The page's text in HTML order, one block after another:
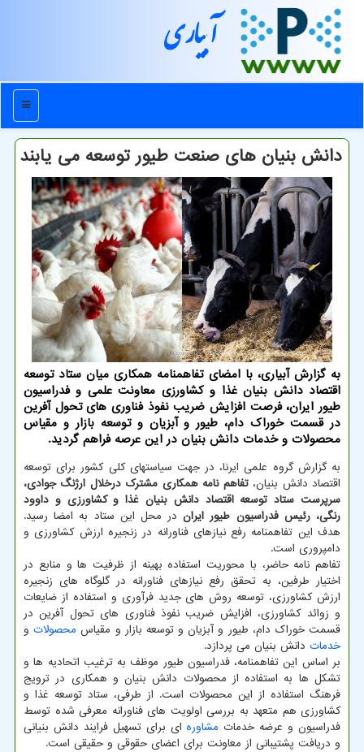
آبیاری
منو
دانش بنیان های صنعت طیور توسعه می یابند
به گزارش آبیاری، با امضای تفاهمنامه همکاری میان ستاد توسعه
اقتصاد دانش بنیان غذا و کشاورزی معاونت علمی و فدراسیون
طیور ایران، فرصت افزایش ضریب نفوذ فناوری های تحول آفرین
در قسمت خوراک دام، طیور و آبزیان و توسعه بازار و مقیاس
محصولات و خدمات دانش بنیان در این عرصه فراهم گردید.
به گزارش گروه علمی ایرنا، در جهت سیاستهای کلی کشور برای توسعه
اقتصاد دانش بنیان،تفاهم نامه همکاری مشترک درخلال ارژنگ جوادی،
سرپرست ستاد توسعه اقتصاد دانش بنیان غذا و کشاورزی و داوود
رنگی، رئیس فدراسیون طیور ایران در محل این ستاد به امضا رسید.
هدف این تفاهمنامه رفع نیازهای فناورانه در زنجیره ارزش کشاورزی و
دامپروری است.
تفاهم نامه حاضر، با محوریت استفاده بهینه از ظرفیت ها و منابع در
اختیار طرفین، به تحقق رفع نیازهای فناورانه در گلوگاه های زنجیره
ارزش کشاورزی، توسعه روش های جدید فرآوری و استفاده از ضایعات
و زوائد کشاورزی، افزایش ضریب نفوذ فناوری های تحول آفرین در
قسمت خوراک دام، طیور و آبزیان و توسعه بازار و مقیاس محصولات و
خدمات دانش بنیان می پردازد.
بر اساس این تفاهمنامه، فدراسیون طیور موظف به ترغیب اتحادیه ها و
تشکل ها به استفاده از محصولات دانش بنیان و همکاری در ترویج
فرهنگ استفاده از این محصولات است. از طرفی، ستاد توسعه غذا و
کشاورزی هم متعهد به بررسی اولویت های فناورانه معرفی شده توسط
فدراسیون و عرضه خدمات مشاوره ای برای تسهیل فرایند دانش بنیانی
و دریافت پشتیبانی از معاونت برای اعضای حقوقی و حقیقی است.